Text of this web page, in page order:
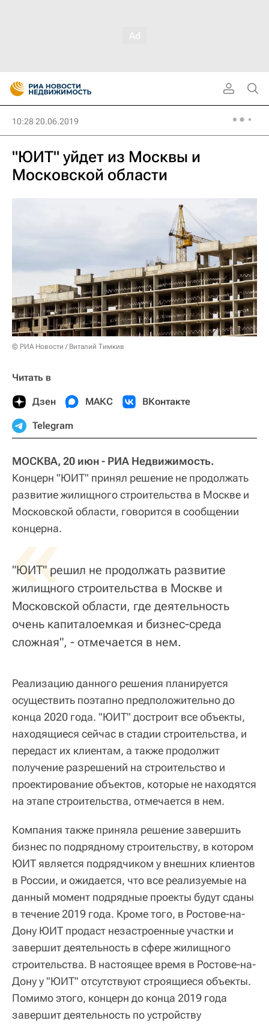
10:28 20.06.2019
"ЮИТ" уйдет из Москвы и
Московской области
© РИА Новости / Виталий Тимкив
Читать в
Дзен МАКС ВКонтакте
Telegram
МОСКВА, 20 июн - РИА Недвижимость.
Концерн "ЮИТ" принял решение не продолжать
развитие жилищного строительства в Москве и
Московской области, говорится в сообщении
концерна.
«
"ЮИТ" решил не продолжать развитие
жилищного строительства в Москве и
Московской области, где деятельность
очень капиталоемкая и бизнес-среда
сложная", - отмечается в нем.
Реализацию данного решения планируется
осуществить поэтапно предположительно до
конца 2020 года. "ЮИТ" достроит все объекты,
находящиеся сейчас в стадии строительства, и
передаст их клиентам, а также продолжит
получение разрешений на строительство и
проектирование объектов, которые не находятся
на этапе строительства, отмечается в нем.
Компания также приняла решение завершить
бизнес по подрядному строительству, в котором
ЮИТ является подрядчиком у внешних клиентов
в России, и ожидается, что все реализуемые на
данный момент подрядные проекты будут сданы
в течение 2019 года. Кроме того, в Ростове-на-
Дону ЮИТ продаст незастроенные участки и
завершит деятельность в сфере жилищного
строительства. В настоящее время в Ростове-на-
Дону у "ЮИТ" отсутствуют строящиеся объекты.
Помимо этого, концерн до конца 2019 года
завершит деятельность по устройству